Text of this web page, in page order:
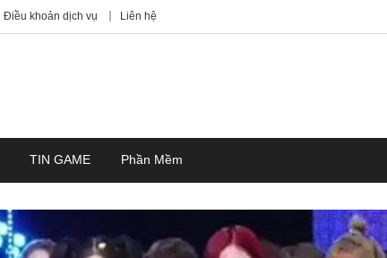
Điều khoản dịch vụ Liên hệ
TIN GAME Phần Mềm